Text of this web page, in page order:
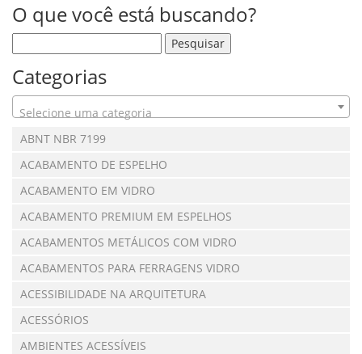
O que você está buscando?
Categorias
Selecione uma categoria
ABNT NBR 7199
ACABAMENTO DE ESPELHO
ACABAMENTO EM VIDRO
ACABAMENTO PREMIUM EM ESPELHOS
ACABAMENTOS METÁLICOS COM VIDRO
ACABAMENTOS PARA FERRAGENS VIDRO
ACESSIBILIDADE NA ARQUITETURA
ACESSÓRIOS
AMBIENTES ACESSÍVEIS